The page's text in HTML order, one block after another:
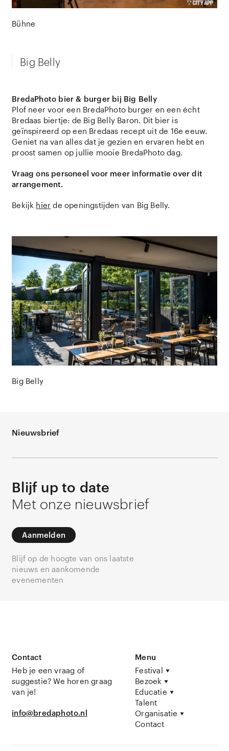
Bühne
Big Belly
BredaPhoto bier & burger bij Big Belly
Plof neer voor een BredaPhoto burger en een écht
Bredaas biertje: de Big Belly Baron. Dit bier is
geïnspireerd op een Bredaas recept uit de 16e eeuw.
Geniet na van alles dat je gezien en ervaren hebt en
proost samen op jullie mooie BredaPhoto dag.
Vraag ons personeel voor meer informatie over dit
arrangement.
Bekijk hier de openingstijden van Big Belly.
Big Belly
Nieuwsbrief
Blijf up to date
Met onze nieuwsbrief
Aanmelden
Blijf op de hoogte van ons laatste
nieuws en aankomende
evenementen
Contact
Heb je een vraag of
suggestie? We horen graag
van je!
info@bredaphoto.nl
Menu
Festival
Bezoek
Educatie
Talent
Organisatie
Contact